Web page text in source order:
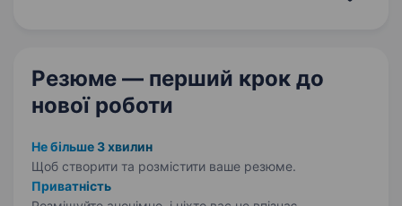
Резюме — перший крок до
нової роботи
Не більше 3 хвилин
Щоб створити та розмістити ваше резюме.
Приватність